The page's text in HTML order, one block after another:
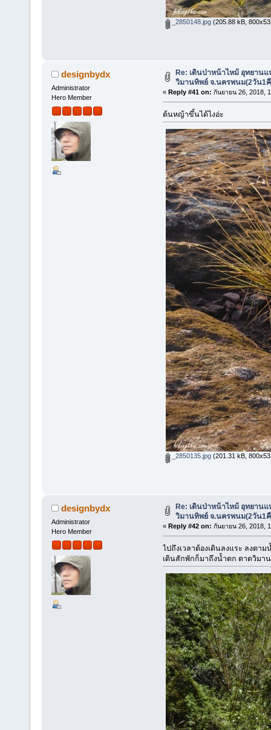
_2850148.jpg(205.88 kB,
designbydx
Administrator
Hero Member
Re: เดินป่าหน้าไหม้ อุทยาน
วิมานทิพย์ จ.นครพนม(2วัน1
« Reply #41 on: กันยายน 26, 2018,
ต้นหญ้าขึ้นได้ไงอ่ะ
_2850135.jpg(201.31 kB,
designbydx
Administrator
Hero Member
Re: เดินป่าหน้าไหม้ อุทยาน
วิมานทิพย์ จ.นครพนม(2วัน1
« Reply #42 on: กันยายน 26, 2018,
ไปถึงเวลาต้องเดินลงแระ ลงตา
เดินสักพักก็มาถึงน้ำตก ตาดวิมา